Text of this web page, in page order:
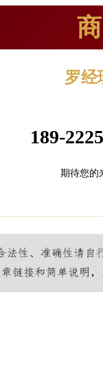
商
罗经
189-
期待您的